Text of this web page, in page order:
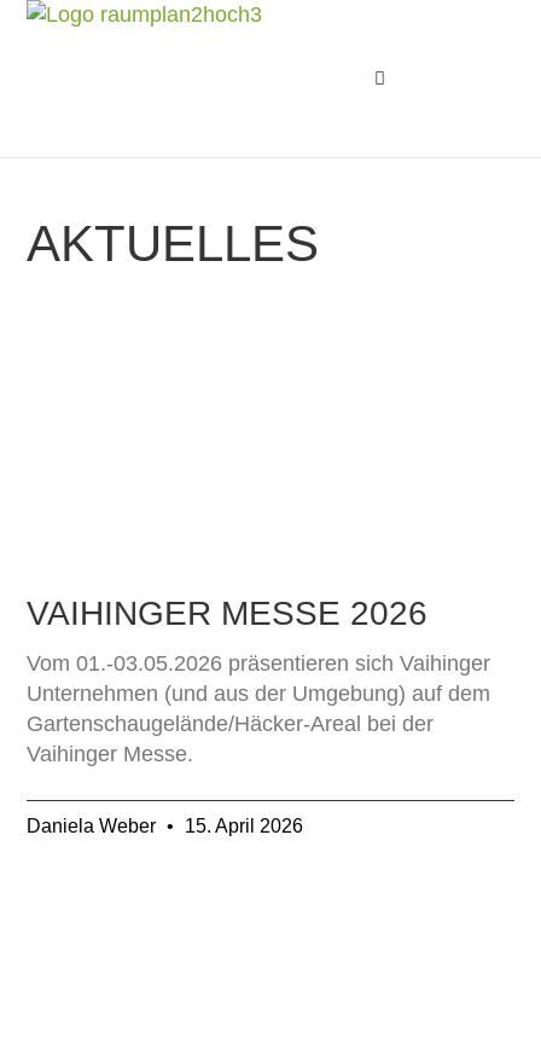
AKTUELLES
VAIHINGER MESSE 2026
Vom 01.-03.05.2026 präsentieren sich Vaihinger
Unternehmen (und aus der Umgebung) auf dem
Gartenschaugelände/Häcker-Areal bei der
Vaihinger Messe.
Daniela Weber 15. April 2026